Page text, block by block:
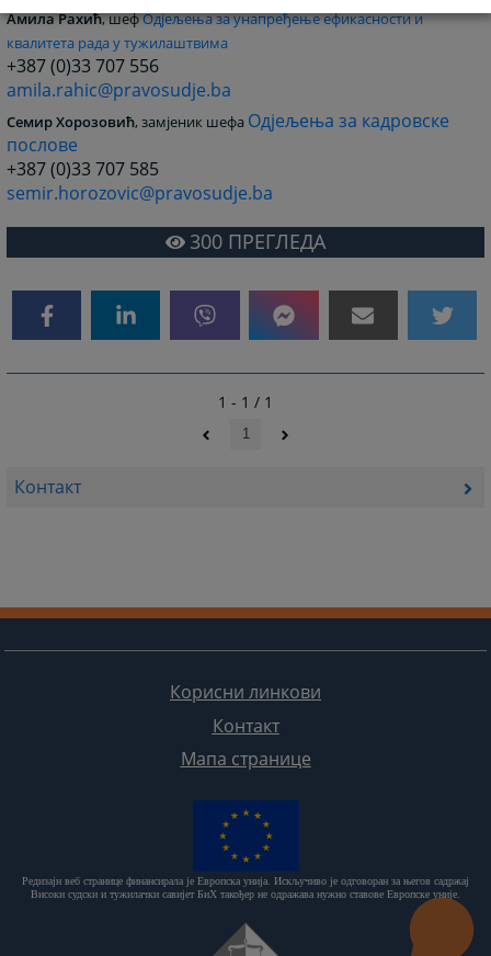
Контакт
Амила Рахић, шефОдјељења за унапређење ефикасности и
квалитета рада у тужилаштвима
+387 (0)33 707 556
amila.rahic@pravosudje.ba
Семир Хорозовић, замјеник шефа Одјељења за кадровске
послове
+387 (0)33 707 585
semir.horozovic@pravosudje.ba
300 ПРЕГЛЕДА
1 - 1 / 1
1
Корисни линкови
Контакт
Мапа странице
Редизајн веб странице финансирала је Европска унија. Искључиво је одговоран за његов садржај
Високи судски и тужилачки савијет БиХ такођер не одражава нужно ставове Европске уније.